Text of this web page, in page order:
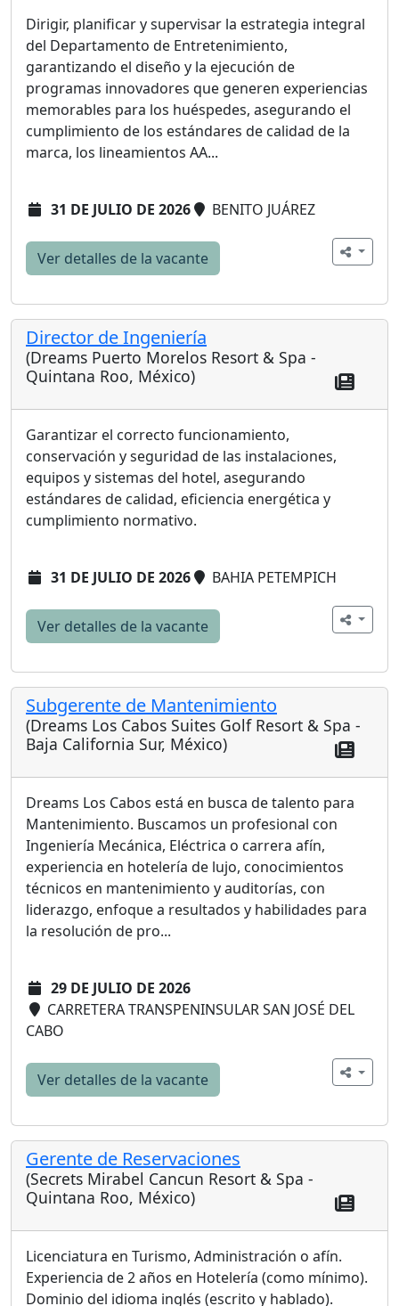
Dirigir, planificar y supervisar la estrategia integral
del Departamento de Entretenimiento,
garantizando el diseño y la ejecución de
programas innovadores que generen experiencias
memorables para los huéspedes, asegurando el
cumplimiento de los estándares de calidad de la
marca, los lineamientos AA...
31 DE JULIO DE 2026 BENITO JUÁREZ
Ver detalles de la vacante
Director de Ingeniería
(Dreams Puerto Morelos Resort & Spa -
Quintana Roo, México)
Garantizar el correcto funcionamiento,
conservación y seguridad de las instalaciones,
equipos y sistemas del hotel, asegurando
estándares de calidad, eficiencia energética y
cumplimiento normativo.
31 DE JULIO DE 2026 BAHIA PETEMPICH
Ver detalles de la vacante
Subgerente de Mantenimiento
(Dreams Los Cabos Suites Golf Resort & Spa -
Baja California Sur, México)
Dreams Los Cabos está en busca de talento para
Mantenimiento. Buscamos un profesional con
Ingeniería Mecánica, Eléctrica o carrera afín,
experiencia en hotelería de lujo, conocimientos
técnicos en mantenimiento y auditorías, con
liderazgo, enfoque a resultados y habilidades para
la resolución de pro...
29 DE JULIO DE 2026
CARRETERA TRANSPENINSULAR SAN JOSÉ DEL
CABO
Ver detalles de la vacante
Gerente de Reservaciones
(Secrets Mirabel Cancun Resort & Spa -
Quintana Roo, México)
Licenciatura en Turismo, Administración o afín.
Experiencia de 2 años en Hotelería (como mínimo).
Dominio del idioma inglés (escrito y hablado).